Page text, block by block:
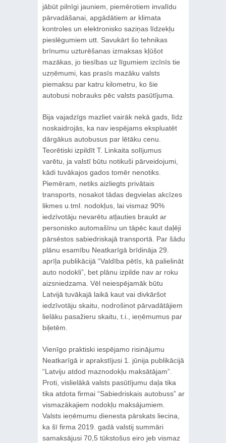
jābūt pilnīgi jauniem, piemērotiem invalīdu
pārvadāšanai, apgādātiem ar klimata
kontroles un elektronisko saziņas līdzekļu
pieslēgumiem utt. Savukārt šo tehnikas
brīnumu uzturēšanas izmaksas kļūšot
mazākas, jo tiesības uz līgumiem izcīnīs tie
uzņēmumi, kas prasīs mazāku valsts
piemaksu par katru kilometru, ko šie
autobusi nobrauks pēc valsts pasūtījuma.
Bija vajadzīgs mazliet vairāk nekā gads, līdz
noskaidrojās, ka nav iespējams ekspluatēt
dārgākus autobusus par lētāku cenu.
Teorētiski izpildīt T. Linkaita solījumus
varētu, ja valstī būtu notikuši pārveidojumi,
kādi tuvākajos gados tomēr nenotiks.
Piemēram, netiks aizliegts privātais
transports, nosakot tādas degvielas akcīzes
likmes u.tml. nodokļus, lai vismaz 90%
iedzīvotāju nevarētu atļauties braukt ar
personisko automašīnu un tāpēc kaut daļēji
pārsēstos sabiedriskajā transportā. Par šādu
plānu esamību Neatkarīgā brīdināja 29.
aprīļa publikācijā “Valdība pētīs, kā palielināt
auto nodokli”, bet plānu izpilde nav ar roku
aizsniedzama. Vēl neiespējamāk būtu
Latvijā tuvākajā laikā kaut vai divkāršot
iedzīvotāju skaitu, nodrošinot pārvadātājiem
lielāku pasažieru skaitu, t.i., ieņēmumus par
biļetēm.
Vienīgo praktiski iespējamo risinājumu
Neatkarīgā ir aprakstījusi 1. jūnija publikācijā
“Latviju atdod maznodokļu maksātājam”.
Proti, vislielākā valsts pasūtījumu daļa tika
tika atdota firmai “Sabiedriskais autobuss” ar
vismazākajiem nodokļu maksājumiem.
Valsts ieņēmumu dienesta pārskats liecina,
ka šī firma 2019. gadā valstij summāri
samaksājusi 70,5 tūkstošus eiro jeb vismaz